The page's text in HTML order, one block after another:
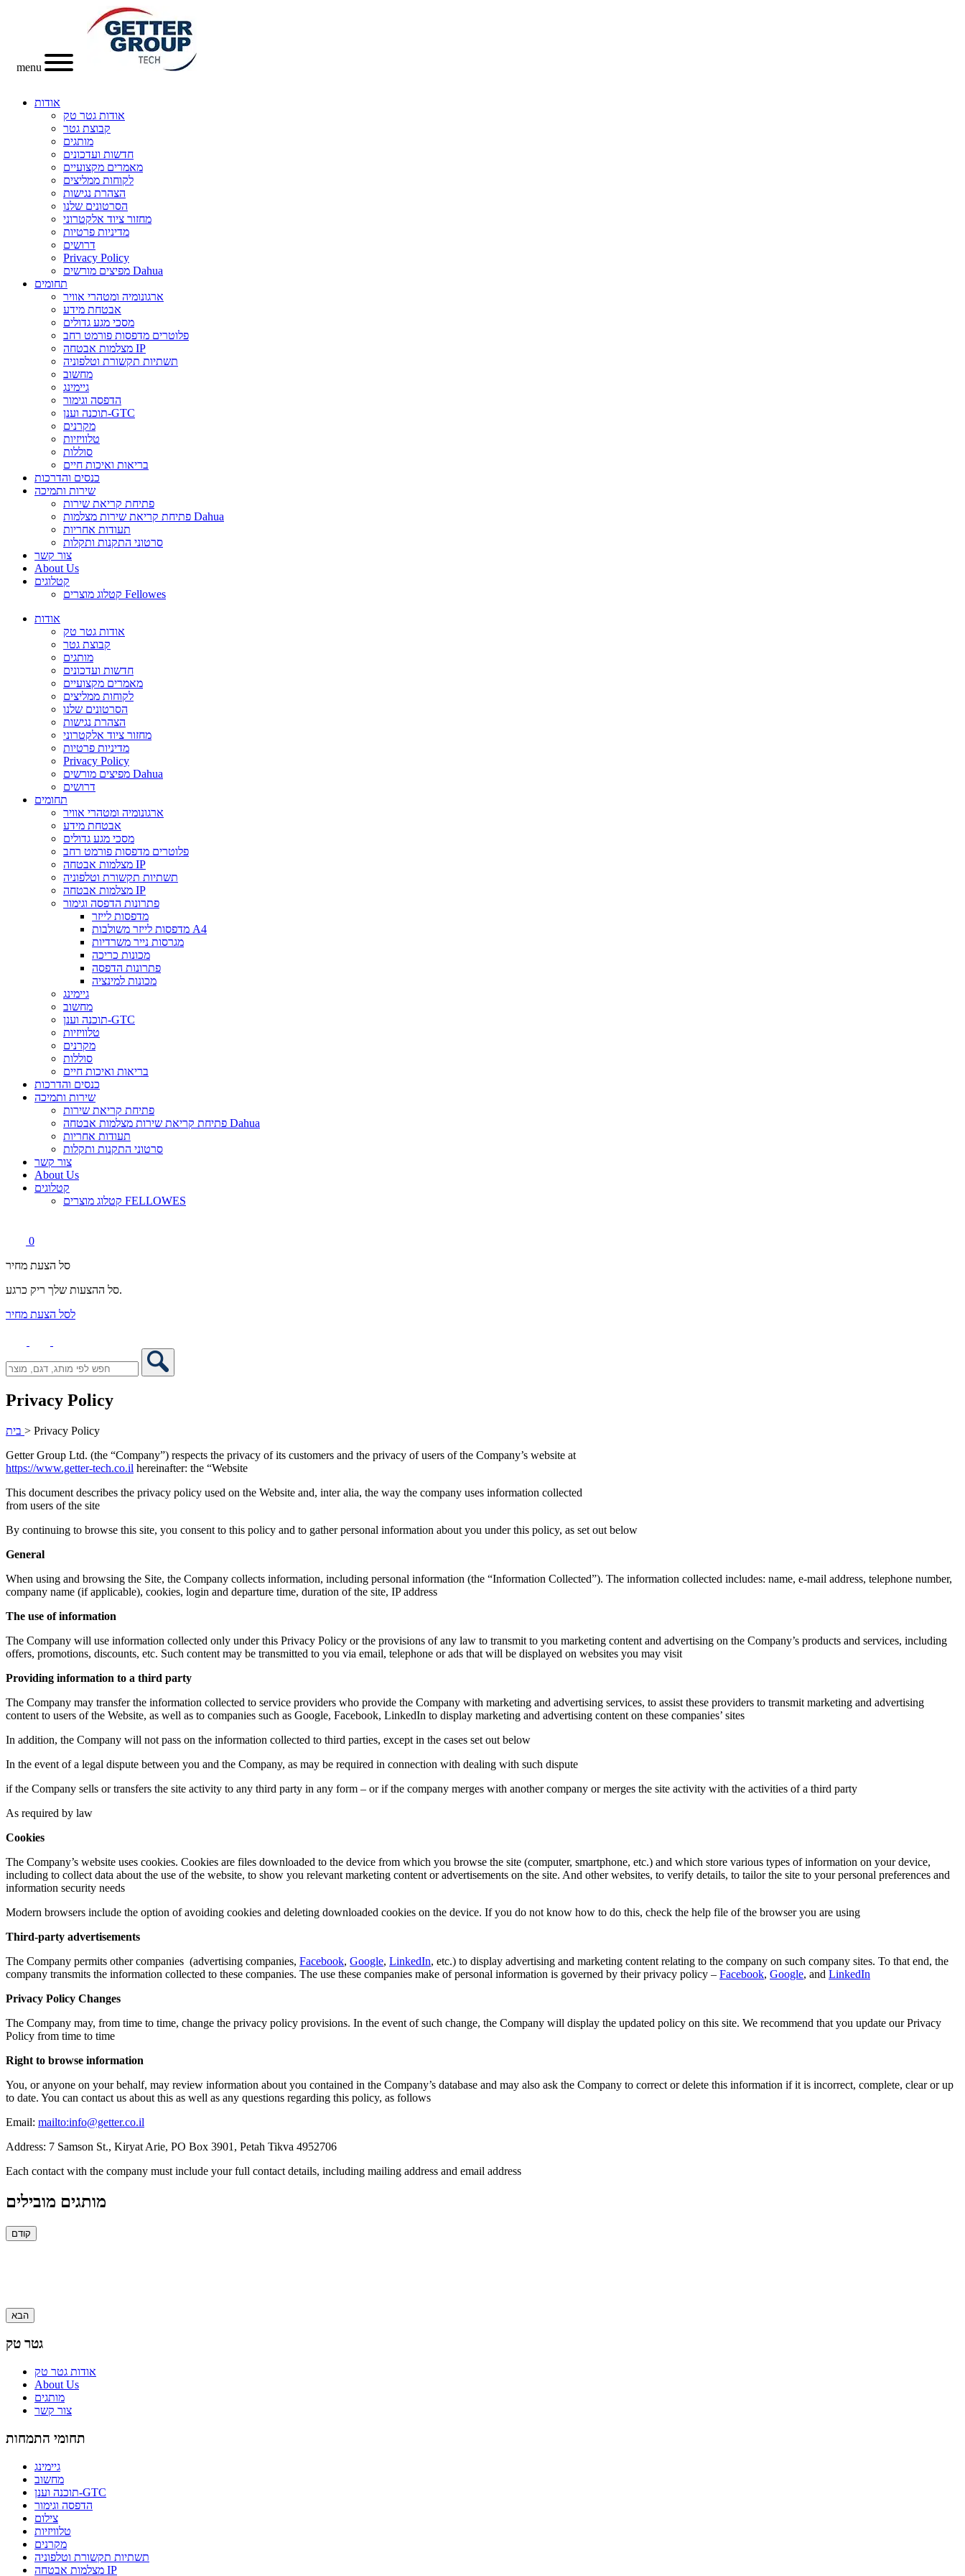
menu
אודות
אודות גטר טק
קבוצת גטר
מותגים
חדשות ועדכונים
מאמרים מקצועיים
לקוחות ממליצים
הצהרת נגישות
הסרטונים שלנו
מחזור ציוד אלקטרוני
מדיניות פרטיות
דרושים
Privacy Policy
מפיצים מורשים Dahua
תחומים
ארגונומיה ומטהרי אוויר
אבטחת מידע
מסכי מגע גדולים
פלוטרים מדפסות פורמט רחב
מצלמות אבטחה IP
תשתיות תקשורת וטלפוניה
מחשוב
גיימינג
הדפסה וגימור
תוכנה וענן-GTC
מקרנים
טלוויזיות
סוללות
בריאות ואיכות חיים
כנסים והדרכות
שירות ותמיכה
פתיחת קריאת שירות
פתיחת קריאת שירות מצלמות Dahua
תעודות אחריות
סרטוני התקנות ותקלות
צור קשר
About Us
קטלוגים
קטלוג מוצרים Fellowes
אודות
אודות גטר טק
קבוצת גטר
מותגים
חדשות ועדכונים
מאמרים מקצועיים
לקוחות ממליצים
הסרטונים שלנו
הצהרת נגישות
מחזור ציוד אלקטרוני
מדיניות פרטיות
Privacy Policy
מפיצים מורשים Dahua
דרושים
תחומים
ארגונומיה ומטהרי אוויר
אבטחת מידע
מסכי מגע גדולים
פלוטרים מדפסות פורמט רחב
מצלמות אבטחה IP
תשתיות תקשורת וטלפוניה
מצלמות אבטחה IP
פתרונות הדפסה וגימור
מדפסות לייזר
מדפסות לייזר משולבות A4
מגרסות נייר משרדיות
מכונות כריכה
פתרונות הדפסה
מכונות למינציה
גיימינג
מחשוב
תוכנה וענן-GTC
טלוויזיות
מקרנים
סוללות
בריאות ואיכות חיים
כנסים והדרכות
שירות ותמיכה
פתיחת קריאת שירות
פתיחת קריאת שירות מצלמות אבטחה Dahua
תעודות אחריות
סרטוני התקנות ותקלות
צור קשר
About Us
קטלוגים
קטלוג מוצרים FELLOWES
0
סל הצעת מחיר
סל ההצעות שלך ריק כרגע.
לסל הצעת מחיר
Privacy Policy
> Privacy Policy
Getter Group Ltd. (the “Company”) respects the privacy of its customers and the privacy of users of the Company’s website at
https://www.getter-tech.co.il hereinafter: the “Website
This document describes the privacy policy used on the Website and, inter alia, the way the company uses information collected
from users of the site
By continuing to browse this site, you consent to this policy and to gather personal information about you under this policy, as set out below
General
When using and browsing the Site, the Company collects information, including personal information (the “Information Collected”). The information collected includes: name, e-mail address, telephone number,
company name (if applicable), cookies, login and departure time, duration of the site, IP address
The use of information
The Company will use information collected only under this Privacy Policy or the provisions of any law to transmit to you marketing content and advertising on the Company’s products and services, including
offers, promotions, discounts, etc. Such content may be transmitted to you via email, telephone or ads that will be displayed on websites you may visit
Providing information to a third party
The Company may transfer the information collected to service providers who provide the Company with marketing and advertising services, to assist these providers to transmit marketing and advertising
content to users of the Website, as well as to companies such as Google, Facebook, LinkedIn to display marketing and advertising content on these companies’ sites
In addition, the Company will not pass on the information collected to third parties, except in the cases set out below
In the event of a legal dispute between you and the Company, as may be required in connection with dealing with such dispute
if the Company sells or transfers the site activity to any third party in any form – or if the company merges with another company or merges the site activity with the activities of a third party
As required by law
Cookies
The Company’s website uses cookies. Cookies are files downloaded to the device from which you browse the site (computer, smartphone, etc.) and which store various types of information on your device,
including to collect data about the use of the website, to show you relevant marketing content or advertisements on the site. And other websites, to verify details, to tailor the site to your personal preferences and
information security needs
Modern browsers include the option of avoiding cookies and deleting downloaded cookies on the device. If you do not know how to do this, check the help file of the browser you are using
Third-party advertisements
The Company permits other companies (advertising companies, Facebook, Google, LinkedIn, etc.) to display advertising and marketing content relating to the company on such company sites. To that end, the
company transmits the information collected to these companies. The use these companies make of personal information is governed by their privacy policy – Facebook, Google, and LinkedIn
Privacy Policy Changes
The Company may, from time to time, change the privacy policy provisions. In the event of such change, the Company will display the updated policy on this site. We recommend that you update our Privacy
Policy from time to time
Right to browse information
You, or anyone on your behalf, may review information about you contained in the Company’s database and may also ask the Company to correct or delete this information if it is incorrect, complete, clear or up
to date. You can contact us about this as well as any questions regarding this policy, as follows
Email: mailto:info@getter.co.il
Address: 7 Samson St., Kiryat Arie, PO Box 3901, Petah Tikva 4952706
Each contact with the company must include your full contact details, including mailing address and email address
מותגים מובילים
קודם
הבא
גטר טק
אודות גטר טק
About Us
מותגים
צור קשר
תחומי התמחות
גיימינג
מחשוב
תוכנה וענן-GTC
הדפסה וגימור
צילום
טלוויזיות
מקרנים
תשתיות תקשורת וטלפוניה
מצלמות אבטחה IP